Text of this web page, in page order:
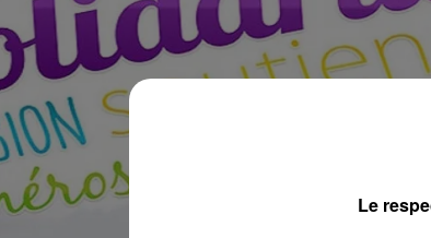
20h00 - 22h00
Les hits de Canal FM
Le